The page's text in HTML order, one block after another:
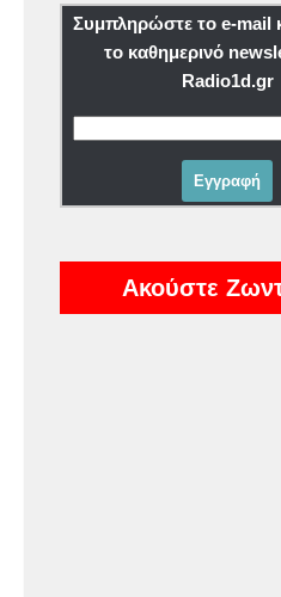
Συμπληρώστε το e-mail
το καθημερινό
Radio1d.gr
Ακούστε